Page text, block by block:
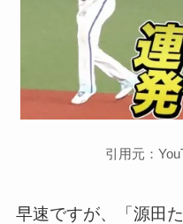
引用元：
早速ですが、「源田